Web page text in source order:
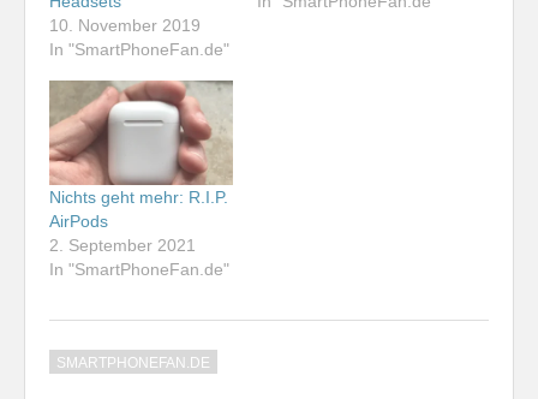
10. November 2019
In "SmartPhoneFan.de"
Nichts geht mehr: R.I.P.
AirPods
2. September 2021
In "SmartPhoneFan.de"
SMARTPHONEFAN.DE